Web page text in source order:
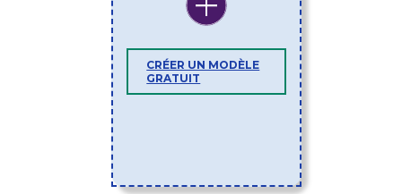
CRÉER UN MODÈLE
GRATUIT